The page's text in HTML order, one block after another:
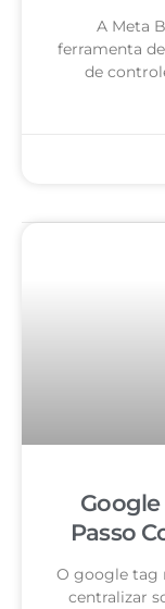
A Meta
ferramenta
de
Google
Passo
O google tag
centralizar